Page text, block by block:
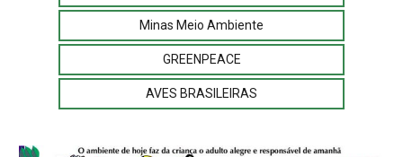
Minas Meio Ambiente
GREENPEACE
AVES BRASILEIRAS